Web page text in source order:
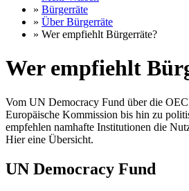
» Bürgerräte
» Über Bürgerräte
» Wer empfiehlt Bürgerräte?
Wer empfiehlt
Vom UN Democracy Fund über die
Europäische Kommission bis hin zu
empfehlen namhafte Institutionen die
Hier eine Übersicht.
UN Democracy Fund